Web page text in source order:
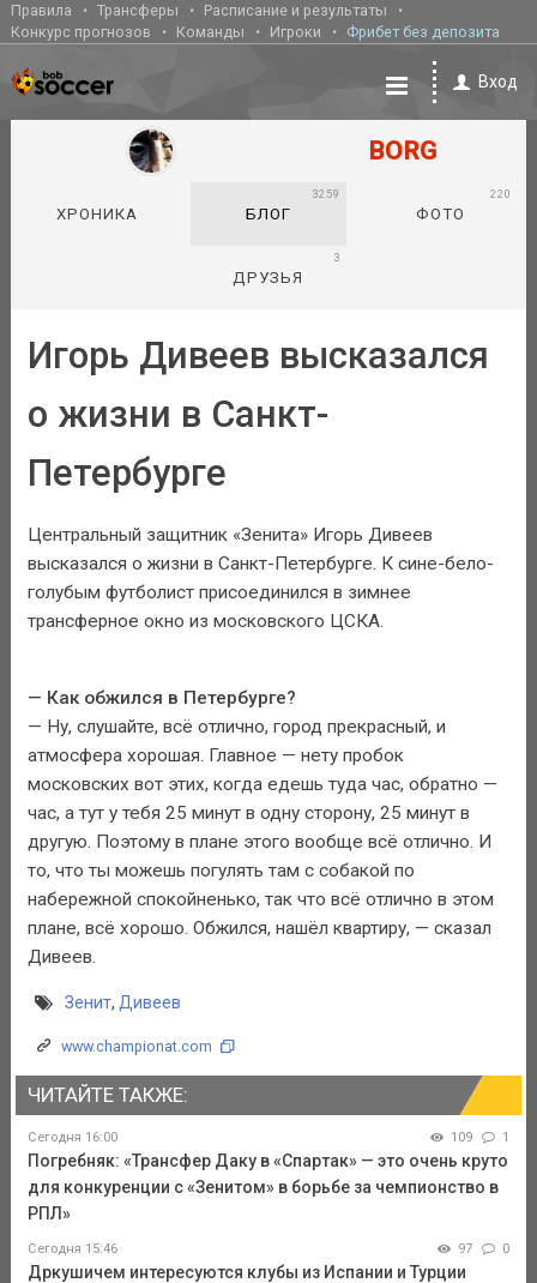
Правила Трансферы
Расписание и результаты
Конкурс прогнозов
Команды Игроки Фрибет без депозита
Вход
BORG
ХРОНИКА БЛОГ
3259
ФОТО
220
ДРУЗЬЯ
3
Игорь Дивеев высказался
о жизни в Санкт-
Петербурге
Центральный защитник «Зенита» Игорь Дивеев
высказался о жизни в Санкт-Петербурге. К сине-бело-
голубым футболист присоединился в зимнее
трансферное окно из московского ЦСКА.
— Как обжился в Петербурге?
— Ну, слушайте, всё отлично, город прекрасный, и
атмосфера хорошая. Главное — нету пробок
московских вот этих, когда едешь туда час, обратно —
час, а тут у тебя 25 минут в одну сторону, 25 минут в
другую. Поэтому в плане этого вообще всё отлично. И
то, что ты можешь погулять там с собакой по
набережной спокойненько, так что всё отлично в этом
плане, всё хорошо. Обжился, нашёл квартиру, — сказал
Дивеев.
Зенит, Дивеев
www.championat.com
ЧИТАЙТЕ ТАКЖЕ:
Сегодня 16:00 109 1
Погребняк: «Трансфер Даку в «Спартак» — это очень круто
для конкуренции с «Зенитом» в борьбе за чемпионство в
РПЛ»
Сегодня 15:46 97 0
Дркушичем интересуются клубы из Испании и Турции